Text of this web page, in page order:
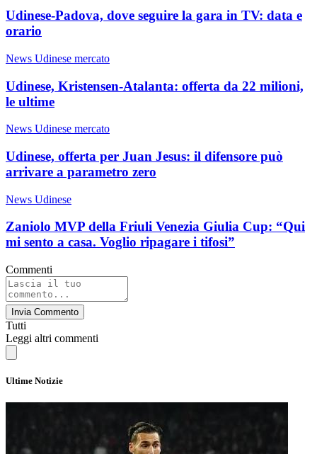
Udinese-Padova, dove seguire la gara in TV: data e
orario
News Udinese mercato
Udinese, Kristensen-Atalanta: offerta da 22 milioni,
le ultime
News Udinese mercato
Udinese, offerta per Juan Jesus: il difensore può
arrivare a parametro zero
News Udinese
Zaniolo MVP della Friuli Venezia Giulia Cup: “Qui
mi sento a casa. Voglio ripagare i tifosi”
Commenti
Invia Commento
Tutti
Leggi altri commenti
Ultime Notizie